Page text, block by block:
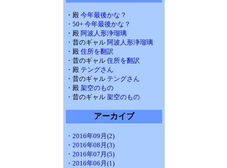
・殿 今年最後かな？
・50+ 今年最後かな？
・殿 阿波人形浄瑠璃
・昔のギャル 阿波人形浄瑠璃
・殿 住所を翻訳
・昔のギャル 住所を翻訳
・殿 テングさん
・昔のギャル テングさん
・殿 架空のもの
・昔のギャル 架空のもの
アーカイブ
・2016年09月(2)
・2016年08月(3)
・2016年07月(5)
・2016年06月(1)